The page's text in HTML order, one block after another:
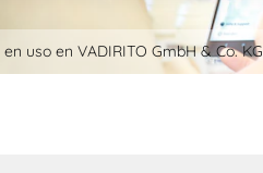
en uso en VADIRITO GmbH & Co. KG